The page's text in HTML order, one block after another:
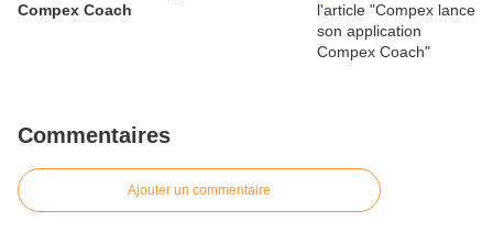
Compex Coach
Commentaires
Ajouter un commentaire